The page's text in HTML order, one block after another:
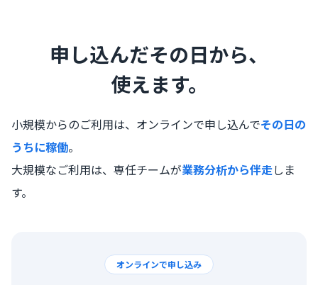
申し込んだその日から、
使えます。
小規模からのご利用は、 オンラインで申し込んでその日の
うちに稼働。
大規模なご利用は、 専任チームが業務分析から伴走しま
す。
オンラインで申し込み